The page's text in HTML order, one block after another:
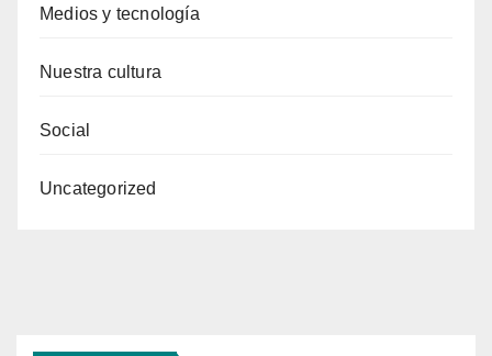
Medios y tecnología
Nuestra cultura
Social
Uncategorized